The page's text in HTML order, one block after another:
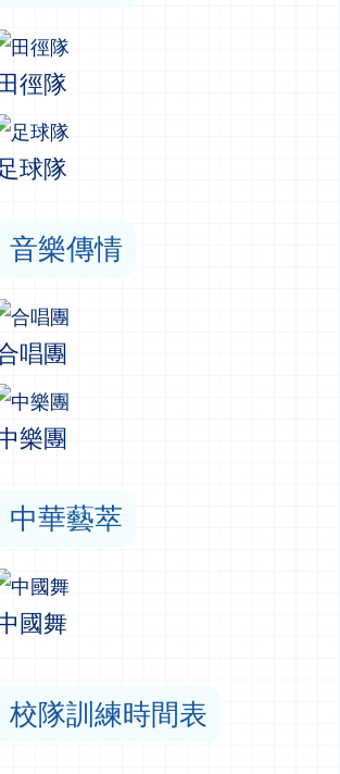
田徑隊
球隊
音樂傳情
唱團
樂團
中華藝萃
國舞
校隊訓練時間表